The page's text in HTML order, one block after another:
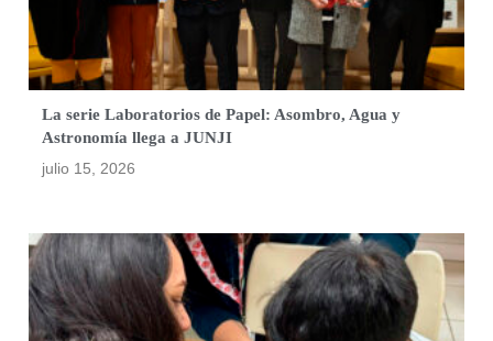
La serie Laboratorios de Papel: Asombro, Agua y
Astronomía llega a JUNJI
julio 15, 2026